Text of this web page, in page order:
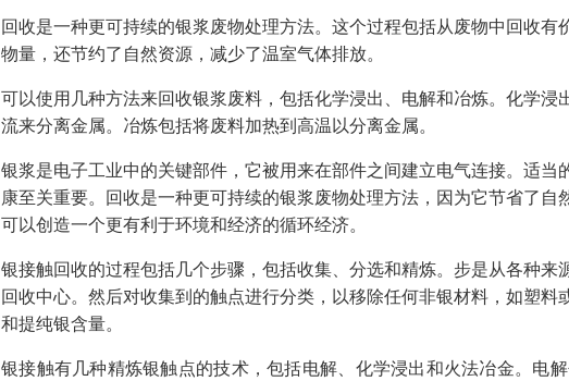
回收是一种更可持续的银浆废物处理方法。这个过程包括从废物中回收
物量，还节约了自然资源，减少了温室气体排放。
可以使用几种方法来回收银浆废料，包括化学浸出、电解和冶炼。化学
流来分离金属。冶炼包括将废料加热到高温以分离金属。
银浆是电子工业中的关键部件，它被用来在部件之间建立电气连接。适
康至关重要。回收是一种更可持续的银浆废物处理方法，因为它节省了
可以创造一个更有利于环境和经济的循环经济。
银接触回收的过程包括几个步骤，包括收集、分选和精炼。步是从各种
回收中心。然后对收集到的触点进行分类，以移除任何非银材料，如塑
和提纯银含量。
银接触有几种精炼银触点的技术，包括电解、化学浸出和火法冶金。电